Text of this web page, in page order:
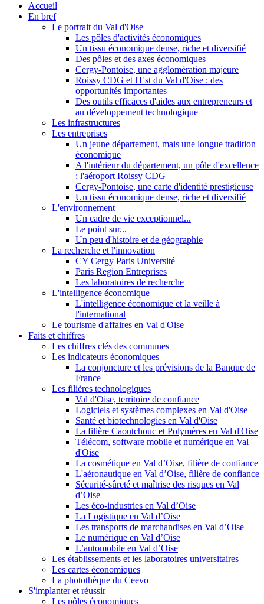
Accueil
En bref
Le portrait du Val d'Oise
Les pôles d'activités économiques
Un tissu économique dense, riche et diversifié
Des pôles et des axes économiques
Cergy-Pontoise, une agglomération majeure
Roissy CDG et l'Est du Val d'Oise : des
opportunités importantes
Des outils efficaces d'aides aux entrepreneurs et
au développement technologique
Les infrastructures
Les entreprises
Un jeune département, mais une longue tradition
économique
A l'intérieur du département, un pôle d'excellence
: l'aéroport Roissy CDG
Cergy-Pontoise, une carte d'identité prestigieuse
Un tissu économique dense, riche et diversifié
L'environnement
Un cadre de vie exceptionnel...
Le point sur...
Un peu d'histoire et de géographie
La recherche et l'innovation
CY Cergy Paris Université
Paris Region Entreprises
Les laboratoires de recherche
L'intelligence économique
L'intelligence économique et la veille à
l'international
Le tourisme d'affaires en Val d'Oise
Faits et chiffres
Les chiffres clés des communes
Les indicateurs économiques
La conjoncture et les prévisions de la Banque de
France
Les filières technologiques
Val d'Oise, territoire de confiance
Logiciels et systèmes complexes en Val d'Oise
Santé et biotechnologies en Val d'Oise
La filière Caoutchouc et Polymères en Val d'Oise
Télécom, software mobile et numérique en Val
d'Oise
La cosmétique en Val d’Oise, filière de confiance
L'aéronautique en Val d’Oise, filière de confiance
Sécurité-sûreté et maîtrise des risques en Val
d’Oise
Les éco-industries en Val d’Oise
La Logistique en Val d’Oise
Les transports de marchandises en Val d’Oise
Le numérique en Val d’Oise
L’automobile en Val d’Oise
Les établissements et les laboratoires universitaires
Les cartes économiques
La photothèque du Ceevo
S'implanter et réussir
Les pôles économiques